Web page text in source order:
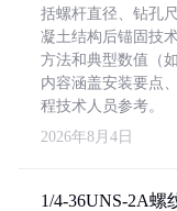
括螺杆直径、钻孔
凝土结构后锚固技
方法和典型数值（
内容涵盖安装要点
程技术人员参考。
2026年8月4日
1/4-36UNS-2A螺